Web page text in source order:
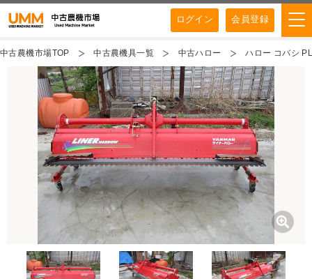
ログイン 会員登録
中古農機市場TOP 中古農機具一覧 中古ハロー ハロー コバシ